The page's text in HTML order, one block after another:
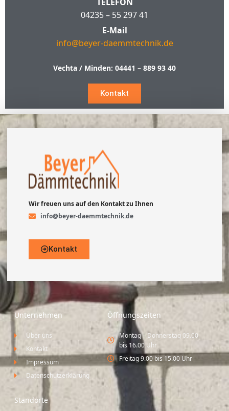
04235 – 55 297 41
E-Mail
info@beyer-daemmtechnik.de
Vechta / Minden: 04441 – 889 93 40
Kontakt
Wir freuen uns auf den Kontakt zu Ihnen
info@beyer-daemmtechnik.de
Kontakt
Unternehmen
Über uns
Kontakt
Impressum
Datenschutzerklärung
Öffnungszeiten
Montag – Donnerstag 09.00
bis 16.00 Uhr
Freitag 9.00 bis 15.00 Uhr
Standorte